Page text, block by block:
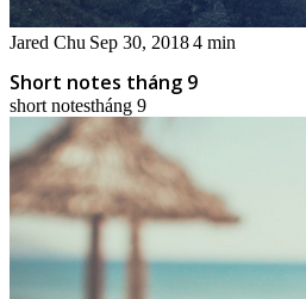
Jared Chu Sep 30, 20184 min
Short notes tháng 9
short notestháng 9